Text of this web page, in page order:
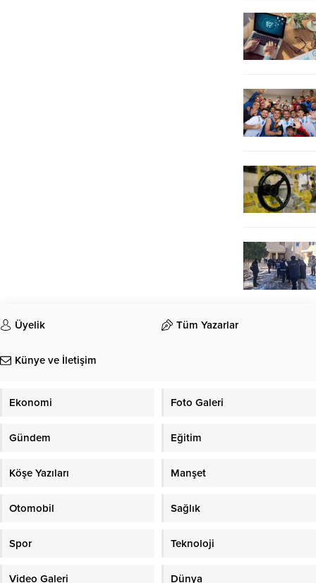
Üyelik Tüm Yazarlar
Künye ve İletişim
Ekonomi Foto Galeri
Gündem Eğitim
Köşe Yazıları Manşet
Otomobil Sağlık
Spor Teknoloji
Video Galeri Dünya